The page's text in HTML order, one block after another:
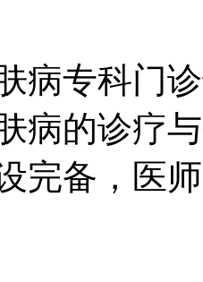
病专科门
病的诊疗
完备，医